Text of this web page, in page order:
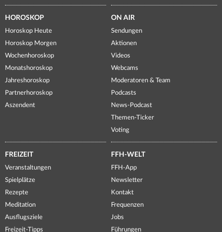
HOROSKOP
Horoskop Heute
Horoskop Morgen
Wochenhoroskop
Monatshoroskop
Jahreshoroskop
Partnerhoroskop
Aszendent
ON AIR
Sendungen
Aktionen
Videos
Webcams
Moderatoren & Team
Podcasts
News-Podcast
Themen-Ticker
Voting
FREIZEIT
Veranstaltungen
Spielplätze
Rezepte
Meditation
Ausflugsziele
Freizeit-Tipps
FFH-WELT
FFH-App
Newsletter
Kontakt
Frequenzen
Jobs
Führungen